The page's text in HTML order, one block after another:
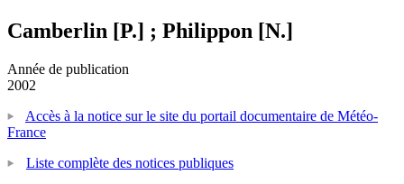
Camberlin [P.] ; Philippon [N.]
Année de publication
2002
Accès à la notice sur le site du portail documentaire de Météo-
France
Liste complète des notices publiques